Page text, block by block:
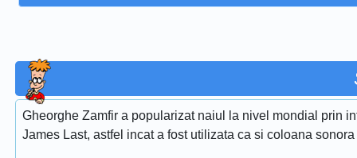
Gheorghe Zamfir a popularizat naiul la nivel mondial prin
James Last, astfel incat a fost utilizata ca si coloana